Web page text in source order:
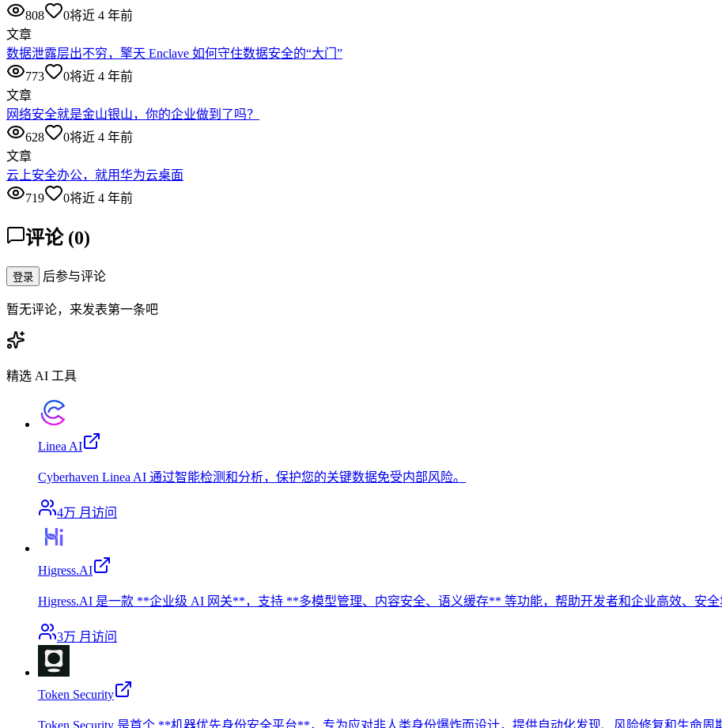
808
0将近 4 年前
文章
数据泄露层出不穷，擎天 Enclave 如何守住数据安全的“大门”
773
0将近 4 年前
文章
网络安全就是金山银山，你的企业做到了吗？
628
0将近 4 年前
文章
云上安全办公，就用华为云桌面
719
0将近 4 年前
评论 (0)
登录 后参与评论
暂无评论，来发表第一条吧
精选 AI 工具
Linea AI
Cyberhaven Linea AI 通过智能检测和分析，保护您的关键数据免受内部风险。
4万 月访问
Higress.AI
Higress.AI 是一款 **企业级 AI 网关**，支持 **多模型管理、内容安全、语义缓存** 等功能，帮助开发者和企业高效、安全
3万 月访问
Token Security
Token Security 是首个 **机器优先身份安全平台**，专为应对非人类身份爆炸而设计，提供自动化发现、风险修复和生命周